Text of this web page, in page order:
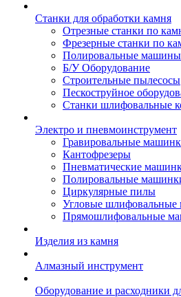
Станки для обработки камня
Отрезные станки по
Фрезерные станки по
Полировальные
Б/У Оборудование
Строительные пылесосы
Пескоструйное
Станки шлифовальные
Электро и пневмоинструмент
Гравировальные
Кантофрезеры
Пневматические
Полировальные
Циркулярные пилы
Угловые
Прямошлифовальные
Изделия из камня
Алмазный инструмент
Оборудование и расходники